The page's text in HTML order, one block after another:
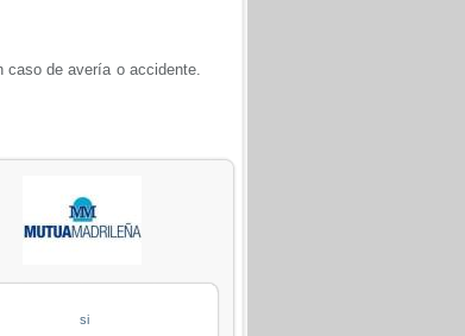
de avería o accidente.
si